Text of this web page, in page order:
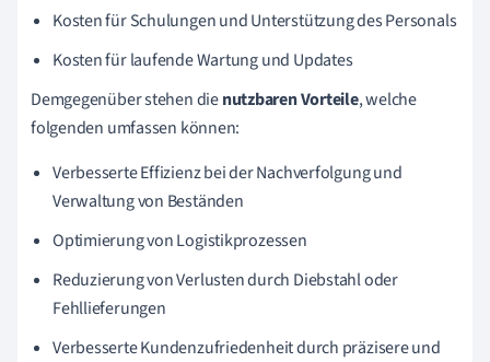
Kosten für Schulungen und Unterstützung des Personals
Kosten für laufende Wartung und Updates
Demgegenüber stehen dienutzbaren Vorteile, welche
folgenden umfassen können:
Verbesserte Effizienz bei der Nachverfolgung und
Verwaltung von Beständen
Optimierung von Logistikprozessen
Reduzierung von Verlusten durch Diebstahl oder
Fehllieferungen
Verbesserte Kundenzufriedenheit durch präzisere und